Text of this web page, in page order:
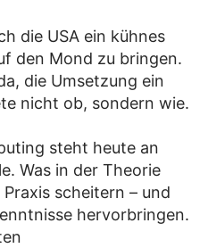
die USA ein kühnes
den Mond zu bringen.
die Umsetzung ein
nicht ob, sondern wie.
steht heute an
Was in der Theorie
scheitern – und
hervorbringen.